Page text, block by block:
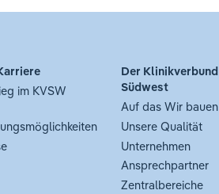
im KVSW
Der Klinikverbund
Südwest
Auf das Wir bauen
Unsere Qualität
Unternehmen
Ansprechpartner
Zentralbereiche